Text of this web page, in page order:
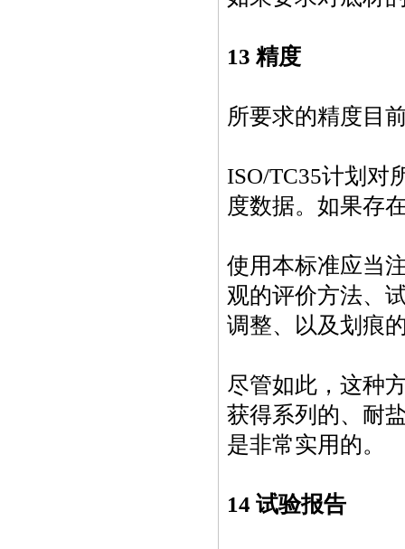
13 精度
所要求的精度目
ISO/TC35计划对
度数据。如果存
使用本标准应当
观的评价方法、
调整、以及划痕
尽管如此，这种
获得系列的、耐
是非常实用的。
14 试验报告